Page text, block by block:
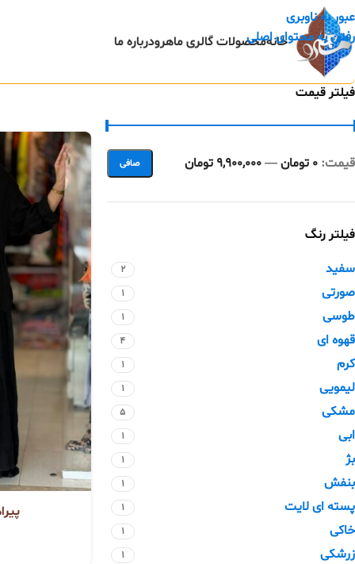
عبور به ناوبری
رفتن به محتوای اصلی
خانهمحصولات گالری ماهرودرباره ما
فیلتر قیمت
صافی قيمت: 0 تومان —9,900,000 تومان
فیلتر رنگ
سفید
2
صورتی 1
طوسی 1
قهوه ای 4
کرم 1
لیمویی 1
مشکی 5
ابی 1
بژ 1
بنفش 1
پسته ای لایت 1
خاکی 1
زرشکی 1